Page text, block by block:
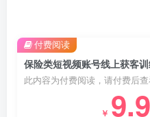
此内容为付费阅读，请付费后
￥ 9.9
付费阅读